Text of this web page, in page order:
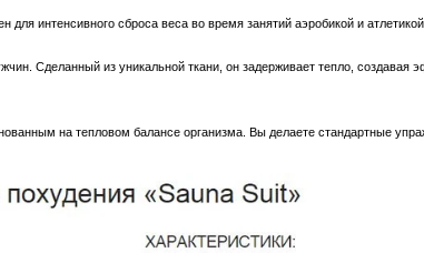
для интенсивного сброса веса во время занятий аэробикой и
Сделанный из уникальной ткани, он задерживает тепло,
на тепловом балансе организма. Вы делаете стандартные